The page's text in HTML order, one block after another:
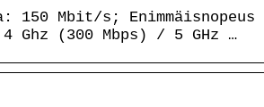
Mbit/s; Enimmäisnopeus
(300 Mbps) / 5 GHz …